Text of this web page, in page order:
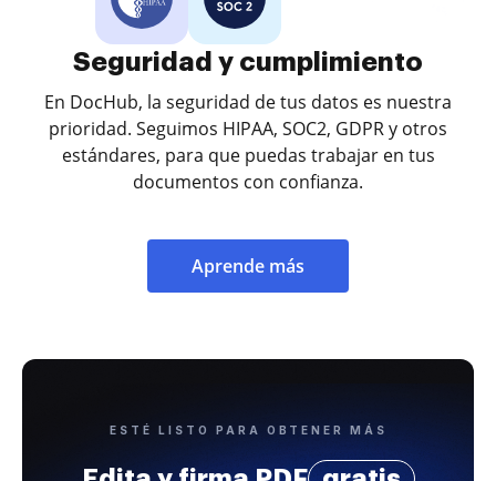
Seguridad y cumplimiento
En DocHub, la seguridad de tus datos es nuestra
prioridad. Seguimos HIPAA, SOC2, GDPR y otros
estándares, para que puedas trabajar en tus
documentos con confianza.
Aprende más
ESTÉ LISTO PARA OBTENER MÁS